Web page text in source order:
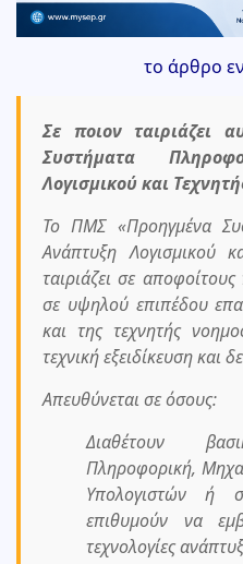
το άρθρο
Σε ποιον ταιριάζει
Συστήματα
Λογισμικού και
Το ΠΜΣ «Προηγμένα
Ανάπτυξη Λογισμικού
ταιριάζει σε
σε υψηλού επιπέδου
και της τεχνητής
τεχνική εξειδίκευση και
Απευθύνεται σε όσους:
Διαθέτουν
Πληροφορική,
Υπολογιστών ή
επιθυμούν να
τεχνολογίες